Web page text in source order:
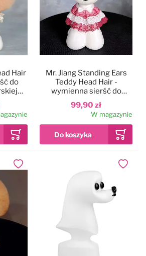
Hair
do
99,90 zł
Mr. Jiang Standing Ears
Teddy Head Hair -
wymienna sierść do
główki groomerskiej
Teddy, ze sterczącymi
uszami, białaW magazynie
Dodaj do ulubionych Dodaj